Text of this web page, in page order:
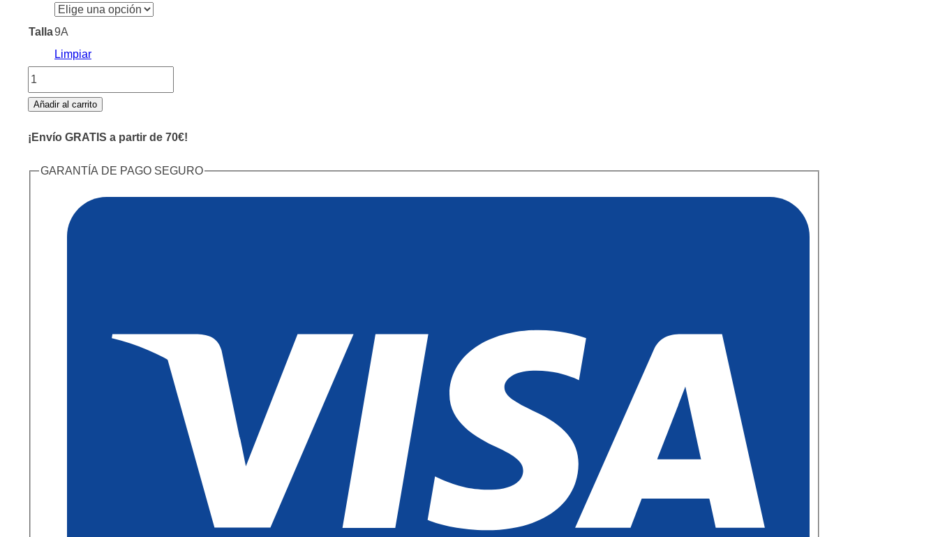
Talla9A
Limpiar
Vestido
Comunión
cantidad
Añadir al carrito
¡Envío GRATIS a partir de 70€!
GARANTÍA DE PAGO SEGURO